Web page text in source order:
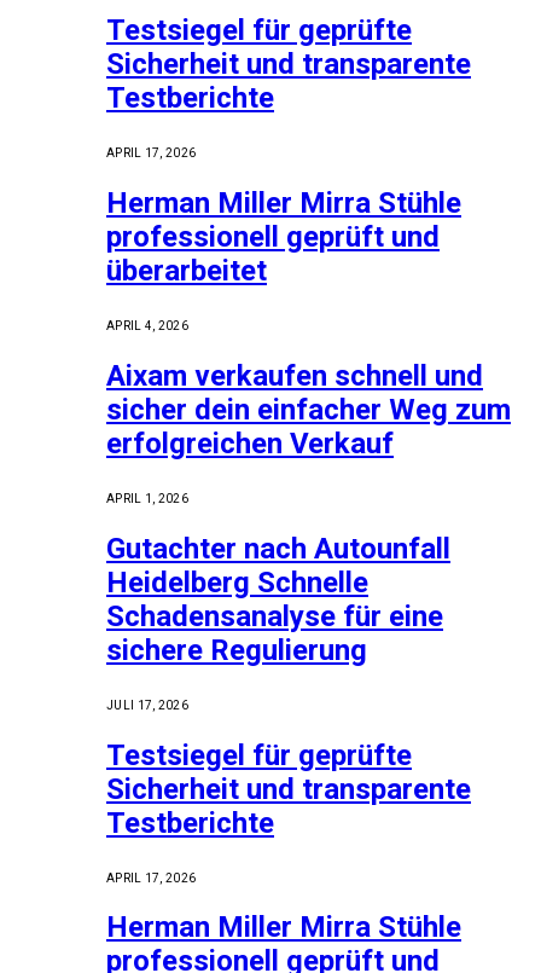
Testsiegel für geprüfte
Sicherheit und transparente
Testberichte
APRIL 17, 2026
Herman Miller Mirra Stühle
professionell geprüft und
überarbeitet
APRIL 4, 2026
Aixam verkaufen schnell und
sicher dein einfacher Weg zum
erfolgreichen Verkauf
APRIL 1, 2026
Gutachter nach Autounfall
Heidelberg Schnelle
Schadensanalyse für eine
sichere Regulierung
JULI 17, 2026
Testsiegel für geprüfte
Sicherheit und transparente
Testberichte
APRIL 17, 2026
Herman Miller Mirra Stühle
professionell geprüft und